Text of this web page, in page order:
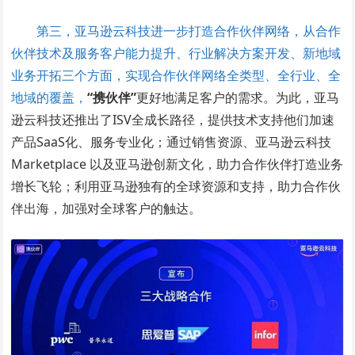
第三，亚马逊云科技进一步打造合作伙伴网络，从合作
伙伴技术及服务客户能力提升、行业解决方案开发、新地域
业务开拓三个方面，实现合作伙伴网络全类型、全行业、全
地域的覆盖，“携伙伴”更好地满足客户的需求。为此，亚马
逊云科技还推出了ISV全成长路径，提供技术支持他们加速
产品SaaS化、服务专业化；通过销售资源、亚马逊云科技
Marketplace 以及亚马逊创新文化，助力合作伙伴打造业务
增长飞轮；利用亚马逊独有的全球资源和支持，助力合作伙
伴出海，加强对全球客户的触达。